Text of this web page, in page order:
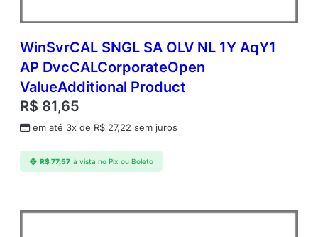
WinSvrCAL SNGL SA OLV NL 1Y AqY1
AP DvcCALCorporateOpen
ValueAdditional Product
R$ 81,65
em até 3x de R$ 27,22 sem juros
R$77,57 à vista no Pix ou Boleto